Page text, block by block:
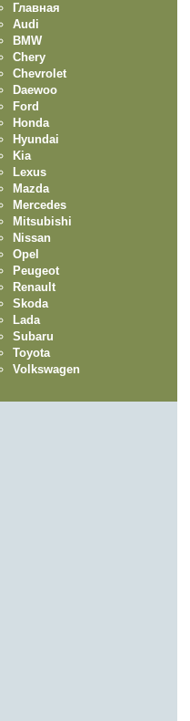
Главная
Audi
BMW
Chery
Chevrolet
Daewoo
Ford
Honda
Hyundai
Kia
Lexus
Mazda
Mercedes
Mitsubishi
Nissan
Opel
Peugeot
Renault
Skoda
Lada
Subaru
Toyota
Volkswagen